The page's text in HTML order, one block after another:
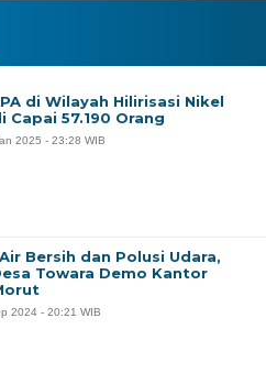
di Wilayah Hilirisasi Nikel
Capai 57.190 Orang
2025 - 23:28 WIB
Bersih dan Polusi Udara,
Towara Demo Kantor
2024 - 20:21 WIB